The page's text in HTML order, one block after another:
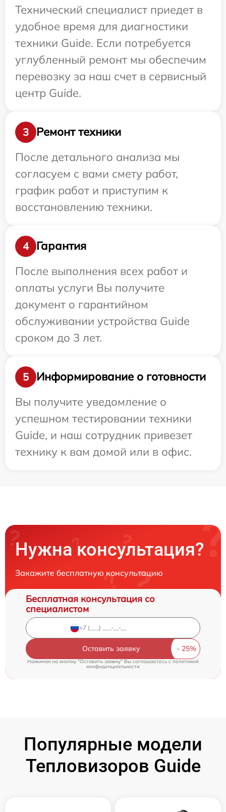
Технический специалист приедет в
удобное время для диагностики
техники Guide. Если потребуется
углубленный ремонт мы обеспечим
перевозку за наш счет в сервисный
центр Guide.
3
Ремонт техники
После детального анализа мы
согласуем с вами смету работ,
график работ и приступим к
восстановлению техники.
4
Гарантия
После выполнения всех работ и
оплаты услуги Вы получите
документ о гарантийном
обслуживании устройства Guide
сроком до 3 лет.
5
Информирование о готовности
Вы получите уведомление о
успешном тестировании техники
Guide, и наш сотрудник привезет
технику к вам домой или в офис.
Нужна консультация?
Закажите бесплатную консультацию
Бесплатная консультация со
специалистом
Оставить заявку
Нажимая на кнопку "Оставить заявку" Вы соглашаетесь cполитикой
конфиденциальности
Популярные модели
Тепловизоров Guide